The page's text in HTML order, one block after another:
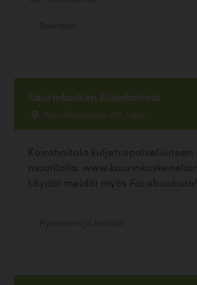
Kaurinkosken Eläinhoitola
Kaurinkoskentie 155, Lieto
Koirahoitola kuljetuspalveluineen
maatilalla.
Löydät meidät myös Facebookista!